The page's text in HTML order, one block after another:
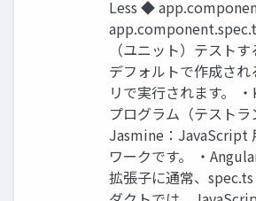
Less ◆
（ユニット）テスト
デフォルトで作成さ
リで実行されます。
プログラム（テストラ
Jasmine：JavaScript
ワークです。 ・
拡張子に通常、